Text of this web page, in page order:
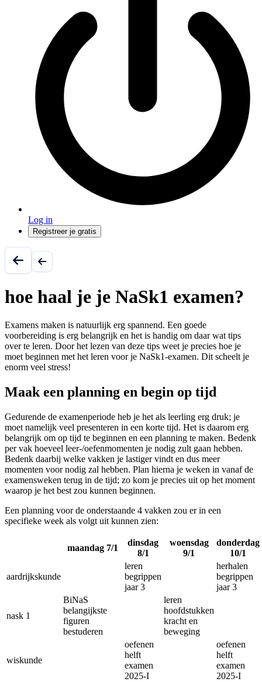
Log in
Registreer je gratis
hoe haal je je NaSk1 examen?
Examens maken is natuurlijk erg spannend. Een goede
voorbereiding is erg belangrijk en het is handig om daar wat tips
over te leren. Door het lezen van deze tips weet je precies hoe je
moet beginnen met het leren voor je NaSk1-examen. Dit scheelt je
enorm veel stress!
Maak een planning en begin op tijd
Gedurende de examenperiode heb je het als leerling erg druk; je
moet namelijk veel presenteren in een korte tijd. Het is daarom erg
belangrijk om op tijd te beginnen en een planning te maken. Bedenk
per vak hoeveel leer-/oefenmomenten je nodig zult gaan hebben.
Bedenk daarbij welke vakken je lastiger vindt en dus meer
momenten voor nodig zal hebben. Plan hierna je weken in vanaf de
examensweken terug in de tijd; zo kom je precies uit op het moment
waarop je het best zou kunnen beginnen.
Een planning voor de onderstaande 4 vakken zou er in een
specifieke week als volgt uit kunnen zien:
maandag 7/1
dinsdag
8/1
woensdag
9/1
donderdag
10/1
aardrijkskunde
leren
begrippen
jaar 3
herhalen
begrippen
jaar 3
nask 1
BiNaS
belangijkste
figuren
bestuderen
leren
hoofdstukken
kracht en
beweging
wiskunde
oefenen
helft
examen
2025-I
oefenen
helft
examen
2025-I